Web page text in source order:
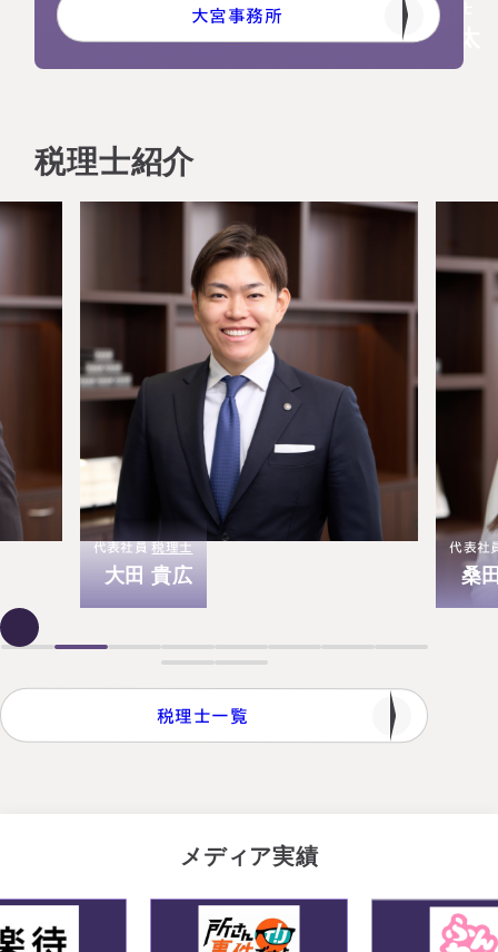
代表税理士
橘 慶太
大宮事務所
税理士紹介
代表社員 税理士
桑田 悠子
大宮事
税理士一覧
メディア実績